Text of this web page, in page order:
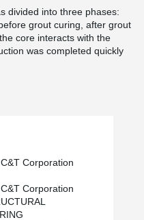
divided into three phases:
grout curing, after grout
core interacts with the
was completed quickly
Corporation
Corporation